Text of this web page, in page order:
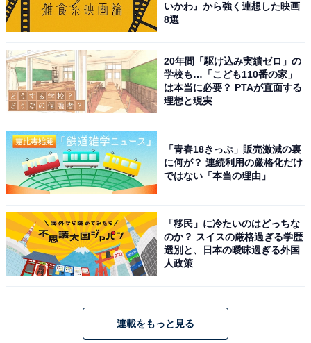
いかわ』から強く連想した映画
8選
20年間「駆け込み実績ゼロ」の
学校も…「こども110番の家」
は本当に必要？ PTAが直面する
理想と現実
「青春18きっぷ」販売激減の裏
に何が？ 連続利用の厳格化だけ
ではない「本当の理由」
「移民」に冷たいのはどっちな
のか？ スイスの厳格過ぎる学歴
選別と、日本の曖昧過ぎる外国
人政策
連載をもっと見る